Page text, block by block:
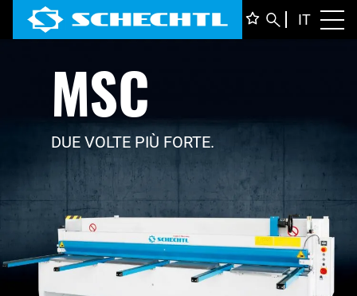
IT
MSC
DUE VOLTE PIÙ FORTE.